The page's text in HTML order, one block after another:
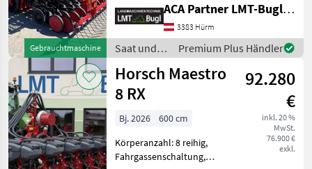
Gebrauchtmaschine
Dosiersystem (mechanisch-
elektrisch) * 24Stk.
Turbodisc-Doppelscheiben
geführt über Andruckroll
ACA Partner LMT-Bugl GmbH
3383 Hürm
Saat und
Pflege /
Horsch
Premium Plus Händler
Horsch Maestro
8 RX
92.280
€
inkl. 20 %
MwSt.
76.900 €
exkl.
Bj. 2026
600 cm
Körperanzahl: 8 reihig,
Fahrgassenschaltung,